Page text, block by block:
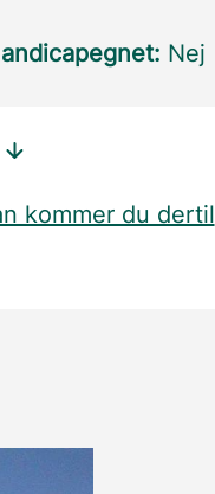
Nej
kommer du dertil